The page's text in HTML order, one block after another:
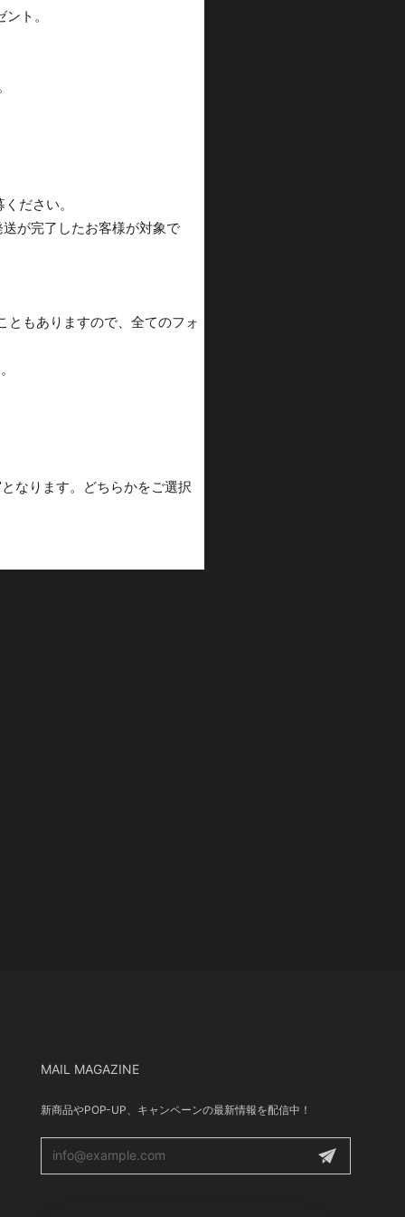
ト。
ださい。
が完了したお客様が対象で
もありますので、全てのフォ
なります。どちらかをご選択
MAIL MAGAZINE
新商品やPOP-UP、キャンペーンの最新情報を配信中！